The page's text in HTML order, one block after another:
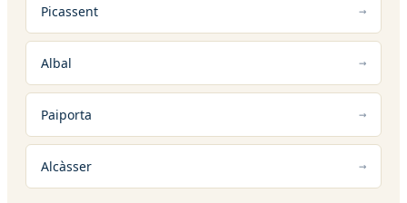
Picassent
Albal
Paiporta
Alcàsser